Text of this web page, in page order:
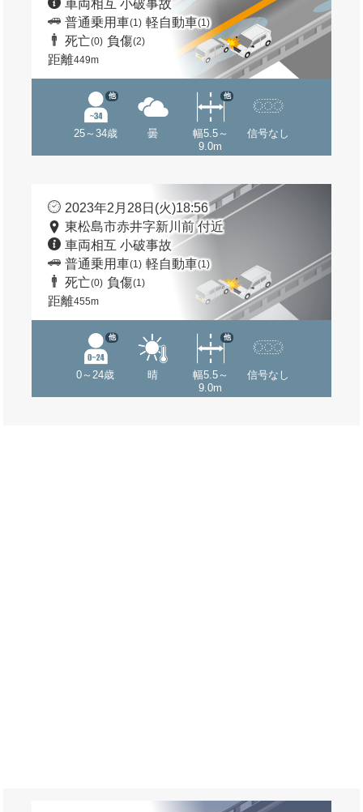
車両相互 小破事故
普通乗用車(1) 軽自動車(1)
死亡(0) 負傷(2)
距離449m
25～34歳
他
曇
幅5.5～
9.0m
他
信号なし
2023年2月28日(火)18:56
東松島市赤井字新川前 付近
車両相互 小破事故
普通乗用車(1) 軽自動車(1)
死亡(0) 負傷(1)
距離455m
0～24歳
他
晴
幅5.5～
9.0m
他
信号なし